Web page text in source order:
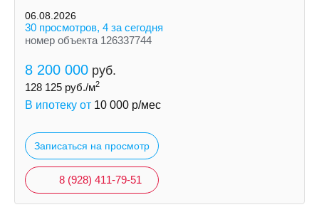
06.08.2026
30 просмотров, 4 за сегодня
номер объекта 126337744
8 200 000 руб.
128 125 руб./м2
В ипотеку от 10 000 р/мес
Записаться на просмотр
8 (928) 411-79-51